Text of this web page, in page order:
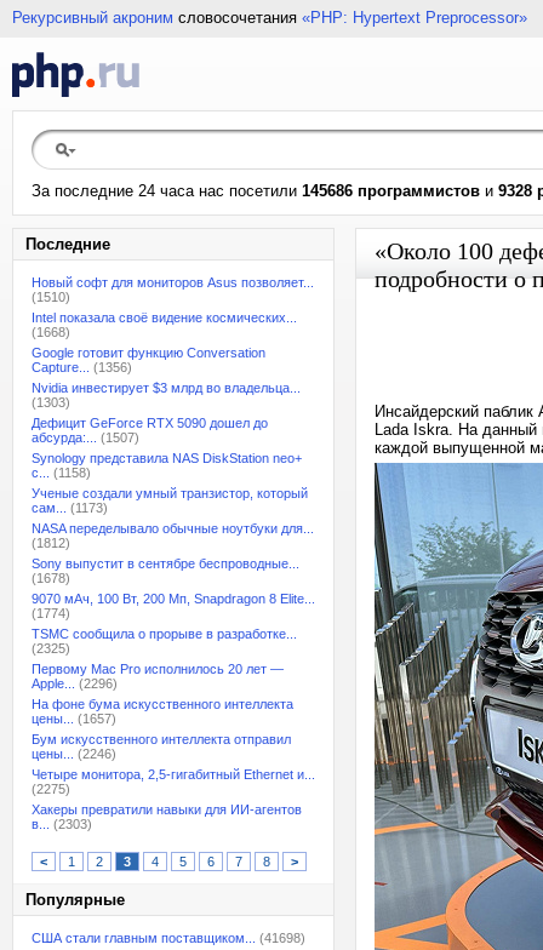
Рекурсивный акроним словосочетания «PHP: Hypertext Preprocessor»
За последние 24 часа нас посетили 145686 программистов и 9328
Последние
Новый софт для мониторов Asus позволяет...
(1510)
Intel показала своё видение космических...
(1668)
Google готовит функцию Conversation
Capture...
(1356)
Nvidia инвестирует $3 млрд во владельца...
(1303)
Дефицит GeForce RTX 5090 дошел до
абсурда:...
(1507)
Synology представила NAS DiskStation neo+
с...
(1158)
Ученые создали умный транзистор, который
сам...
(1173)
NASA переделывало обычные ноутбуки для...
(1812)
Sony выпустит в сентябре беспроводные...
(1678)
9070 мАч, 100 Вт, 200 Мп, Snapdragon 8 Elite...
(1774)
TSMC сообщила о прорыве в разработке...
(2325)
Первому Mac Pro исполнилось 20 лет —
Apple...
(2296)
На фоне бума искусственного интеллекта
цены...
(1657)
Бум искусственного интеллекта отправил
цены...
(2246)
Четыре монитора, 2,5-гигабитный Ethernet и...
(2275)
Хакеры превратили навыки для ИИ-агентов
в...
(2303)
< 1 2 3 4 5 6 7 8 >
Популярные
США стали главным поставщиком...
(41698)
«Около 100
подробности о
Инсайдерский паблик
Lada Iskra. На данный
каждой выпущенной